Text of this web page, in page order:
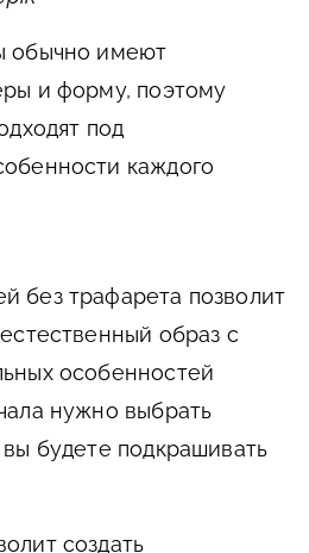
обычно имеют
и форму, поэтому
под
каждого
без трафарета позволит
образ с
особенностей
нужно выбрать
будете подкрашивать
создать